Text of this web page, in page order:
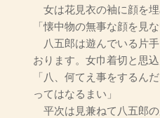
女は花見衣の袖に顔を埋
「懐中物の無事な顔を見
八五郎は遊んでいる片手
おります。女巾着切と思込
「八、何てえ事をするん
ってはなるまい」
平次は見兼ねて八五郎の